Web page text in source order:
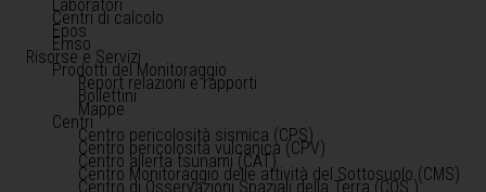
Laboratori
Centri di calcolo
Epos
Emso
Risorse e Servizi
Prodotti del Monitoraggio
Report relazioni e rapporti
Bollettini
Mappe
Centri
Centro pericolosità sismica (CPS)
Centro pericolosità vulcanica (CPV)
Centro allerta tsunami (CAT)
Centro Monitoraggio delle attività del Sottosuolo (CMS)
Centro di Osservazioni Spaziali della Terra (COS )